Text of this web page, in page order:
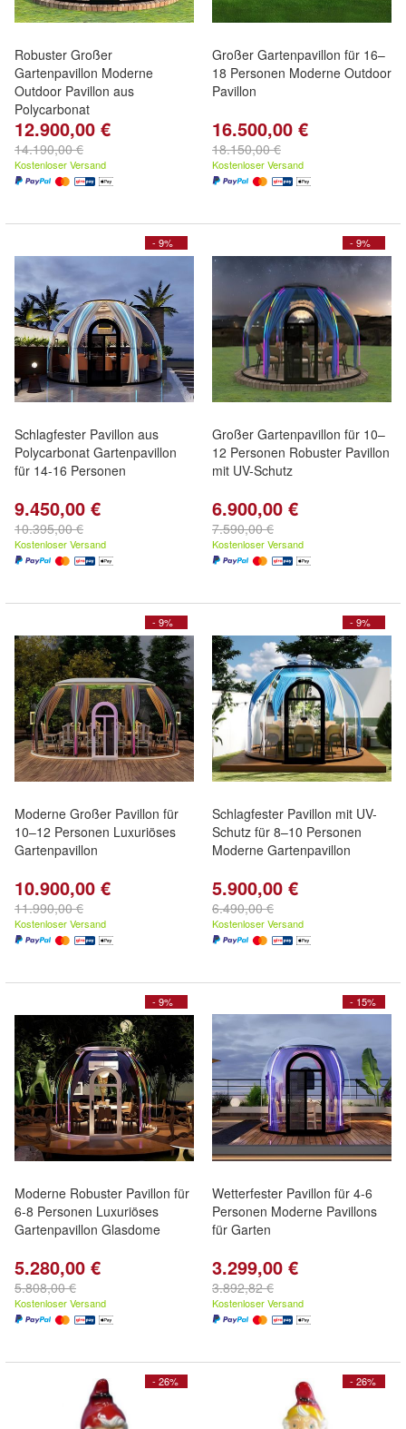
Robuster Großer
Gartenpavillon Moderne
Outdoor Pavillon aus
Polycarbonat
12.900,00 €
14.190,00 €
Kostenloser Versand
Großer Gartenpavillon für 16–
18 Personen Moderne Outdoor
Pavillon
16.500,00 €
18.150,00 €
Kostenloser Versand
- 9%
Schlagfester Pavillon aus
Polycarbonat Gartenpavillon
für 14-16 Personen
9.450,00 €
10.395,00 €
Kostenloser Versand
- 9%
Großer Gartenpavillon für 10–
12 Personen Robuster Pavillon
mit UV-Schutz
6.900,00 €
7.590,00 €
Kostenloser Versand
- 9%
Moderne Großer Pavillon für
10–12 Personen Luxuriöses
Gartenpavillon
10.900,00 €
11.990,00 €
Kostenloser Versand
- 9%
Schlagfester Pavillon mit UV-
Schutz für 8–10 Personen
Moderne Gartenpavillon
5.900,00 €
6.490,00 €
Kostenloser Versand
- 9%
Moderne Robuster Pavillon für
6-8 Personen Luxuriöses
Gartenpavillon Glasdome
5.280,00 €
5.808,00 €
Kostenloser Versand
- 15%
Wetterfester Pavillon für 4-6
Personen Moderne Pavillons
für Garten
3.299,00 €
3.892,82 €
Kostenloser Versand
- 26% - 26%